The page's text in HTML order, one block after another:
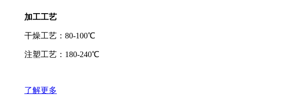
加工工艺
干燥工艺：80-100℃
注塑工艺：180-240℃
了解更多